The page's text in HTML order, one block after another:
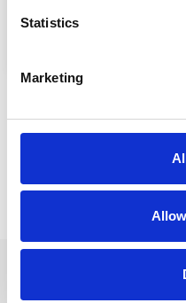
Statistics
Marketing
Inspirasjon til